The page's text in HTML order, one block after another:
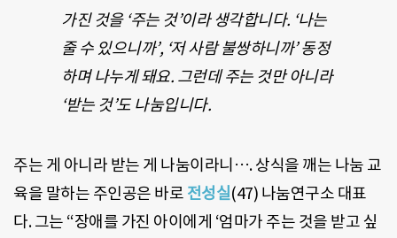
가진 것을 ‘주는 것’이라 생각합니다. ‘나는
줄 수 있으니까’, ‘저 사람 불쌍하니까’ 동정
하며 나누게 돼요. 그런데 주는 것만 아니라
‘받는 것’도 나눔입니다.
주는 게 아니라 받는 게 나눔이라니…. 상식을 깨는 나눔 교
육을 말하는 주인공은 바로 전성실(47) 나눔연구소 대표
다. 그는 “장애를 가진 아이에게 ‘엄마가 주는 것을 받고 싶